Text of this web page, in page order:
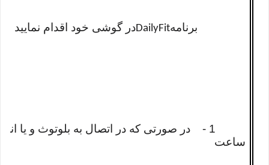
برنامهDailyFitدر گوشی خود اقدام نمایید
1 - در صورتی که در اتصال به بلوتوث و یا
ساعت